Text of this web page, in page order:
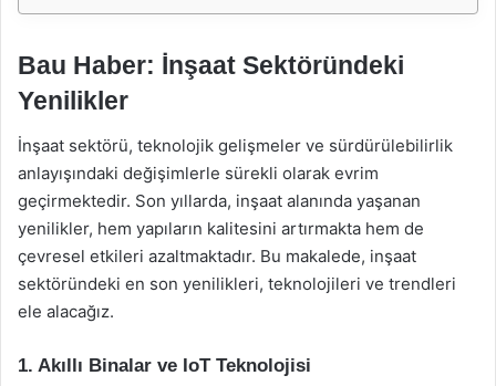
Bau Haber: İnşaat Sektöründeki
Yenilikler
İnşaat sektörü, teknolojik gelişmeler ve sürdürülebilirlik
anlayışındaki değişimlerle sürekli olarak evrim
geçirmektedir. Son yıllarda, inşaat alanında yaşanan
yenilikler, hem yapıların kalitesini artırmakta hem de
çevresel etkileri azaltmaktadır. Bu makalede, inşaat
sektöründeki en son yenilikleri, teknolojileri ve trendleri
ele alacağız.
1. Akıllı Binalar ve IoT Teknolojisi